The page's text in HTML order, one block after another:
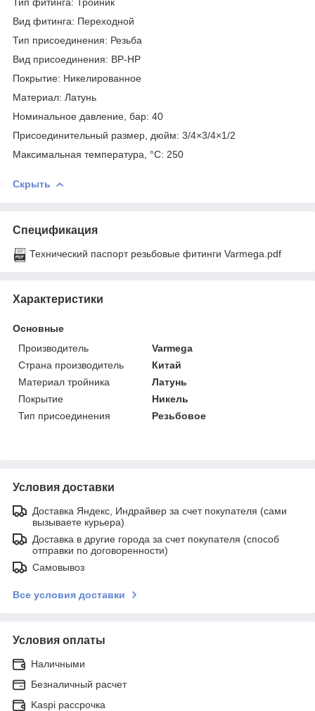
Вид фитинга: Переходной
Тип присоединения: Резьба
Вид присоединения: ВР-НР
Покрытие: Никелированное
Материал: Латунь
Номинальное давление, бар: 40
Присоединительный размер, дюйм: 3/4×3/4×1/2
Максимальная температура, °С: 250
Скрыть
Спецификация
Технический паспорт резьбовые фитинги Varmega.pdf
Характеристики
Основные
Производитель
Varmega
Страна производитель
Китай
Материал тройника
Латунь
Покрытие
Никель
Тип присоединения
Резьбовое
Условия доставки
Доставка Яндекс, Индрайвер за счет покупателя (сами
вызываете курьера)
Доставка в другие города за счет покупателя (способ
отправки по договоренности)
Самовывоз
Все условия доставки
Условия оплаты
Наличными
Безналичный расчет
Kaspi рассрочка